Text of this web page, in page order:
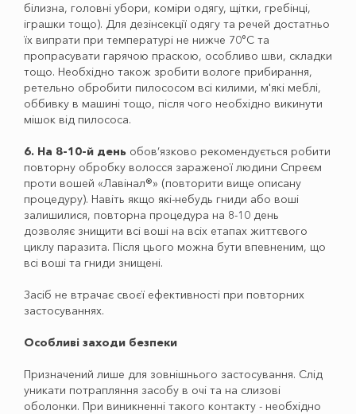
білизна, головні убори, коміри одягу, щітки, гребінці,
іграшки тощо). Для дезінсекції одягу та речей достатньо
їх випрати при температурі не нижче 70°С та
пропрасувати гарячою праскою, особливо шви, складки
тощо. Необхідно також зробити вологе прибирання,
ретельно обробити пилососом всі килими, м'які меблі,
оббивку в машині тощо, після чого необхідно викинути
мішок від пилососа.
6. На 8-10-й день обов’язково рекомендується робити
повторну обробку волосся зараженої людини Спреєм
проти вошей «Лавінал®» (повторити вище описану
процедуру). Навіть якщо які-небудь гниди або воші
залишилися, повторна процедура на 8-10 день
дозволяє знищити всі воші на всіх етапах життєвого
циклу паразита. Після цього можна бути впевненим, що
всі воші та гниди знищені.
Засіб не втрачає своєї ефективності при повторних
застосуваннях.
Особливі заходи безпеки
Призначений лише для зовнішнього застосування. Слід
уникати потрапляння засобу в очі та на слизові
оболонки. При виникненні такого контакту - необхідно